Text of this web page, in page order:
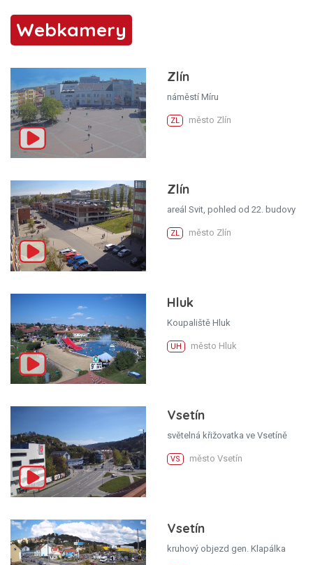
Webkamery
Zlín
náměstí Míru
ZL město Zlín
Zlín
areál Svit, pohled od 22. budovy
ZL město Zlín
Hluk
Koupaliště Hluk
UH město Hluk
Vsetín
světelná křižovatka ve Vsetíně
VS město Vsetín
Vsetín
kruhový objezd gen. Klapálka